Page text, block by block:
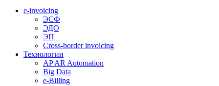
e-invoicing
ЭСФ
ЭДО
ЭП
Cross-border invoicing
Технологии
AP AR Automation
Big Data
e-Billing